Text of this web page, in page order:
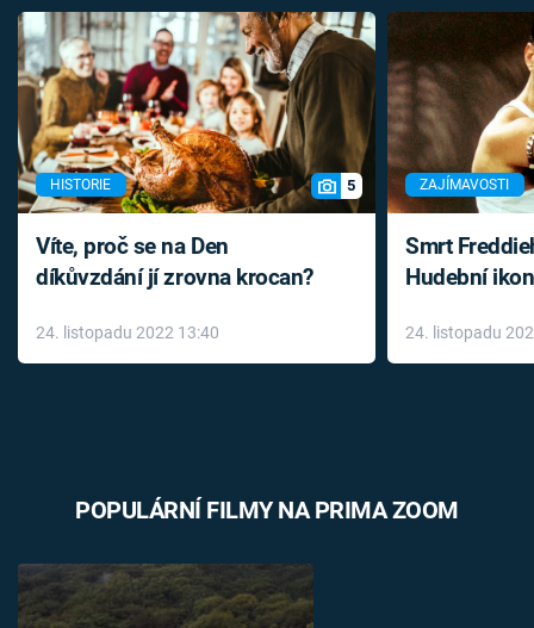
HISTORIE 5
Víte, proč se na Den
díkůvzdání jí zrovna krocan?
24. listopadu 2022 13:40
ZAJÍMAVOSTI
Smrt
Hudební
léky
24. listopadu
POPULÁRNÍ FILMY NA PRIMA ZOOM